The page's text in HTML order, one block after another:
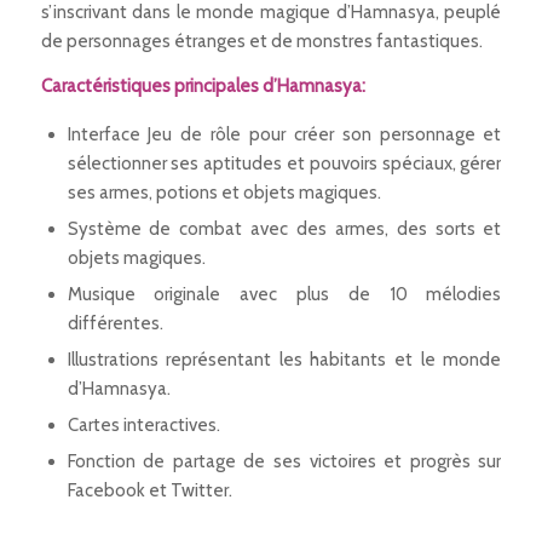
s’inscrivant dans le monde magique d’Hamnasya, peuplé
de personnages étranges et de monstres fantastiques.
Caractéristiques principales d’Hamnasya:
Interface Jeu de rôle pour créer son personnage et
sélectionner ses aptitudes et pouvoirs spéciaux, gérer
ses armes, potions et objets magiques.
Système de combat avec des armes, des sorts et
objets magiques.
Musique originale avec plus de 10 mélodies
différentes.
Illustrations représentant les habitants et le monde
d’Hamnasya.
Cartes interactives.
Fonction de partage de ses victoires et progrès sur
Facebook et Twitter.